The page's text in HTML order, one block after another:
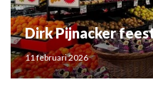
Dirk Pijnacker
11 februari 2026